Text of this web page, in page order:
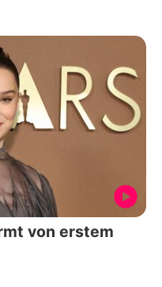
von erstem